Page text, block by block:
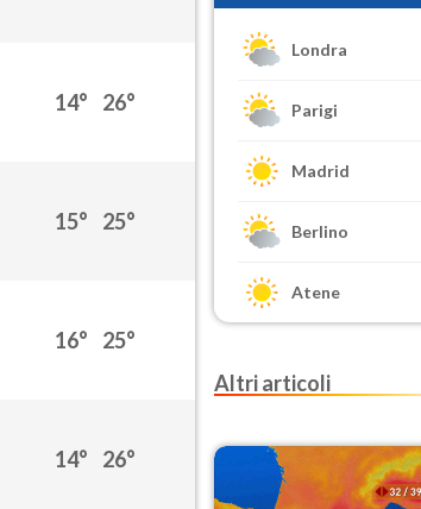
14° 26°
15° 25°
16° 25°
14° 26°
Londra
Parigi
Madrid
Berlino
Atene
Altri articoli